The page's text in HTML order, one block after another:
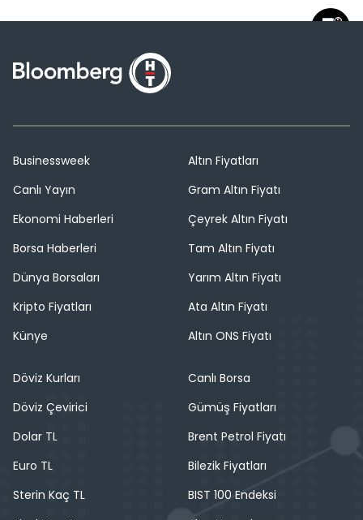
Businessweek
Canlı Yayın
Ekonomi Haberleri
Borsa Haberleri
Dünya Borsaları
Kripto Fiyatları
Künye
Altın Fiyatları
Gram Altın Fiyatı
Çeyrek Altın Fiyatı
Tam Altın Fiyatı
Yarım Altın Fiyatı
Ata Altın Fiyatı
Altın ONS Fiyatı
Döviz Kurları
Döviz Çevirici
Dolar TL
Euro TL
Sterin Kaç TL
Canlı Borsa
Gümüş Fiyatları
Brent Petrol Fiyatı
Bilezik Fiyatları
BIST 100 Endeksi